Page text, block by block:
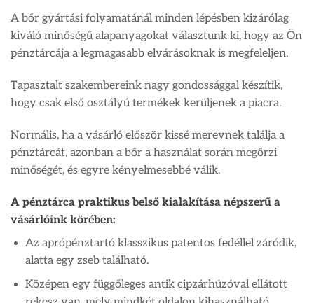
A bőr gyártási folyamatánál minden lépésben kizárólag
kiváló minőségű alapanyagokat választunk ki, hogy az Ön
pénztárcája a legmagasabb elvárásoknak is megfeleljen.
Tapasztalt szakembereink nagy gondossággal készítik,
hogy csak első osztályú termékek kerüljenek a piacra.
Normális, ha a vásárló először kissé merevnek találja a
pénztárcát, azonban a bőr a használat során megőrzi
minőségét, és egyre kényelmesebbé válik.
A pénztárca praktikus belső kialakítása népszerű a
vásárlóink körében:
Az aprópénztartó klasszikus patentos fedéllel záródik,
alatta egy zseb található.
Középen egy függőleges antik cipzárhúzóval ellátott